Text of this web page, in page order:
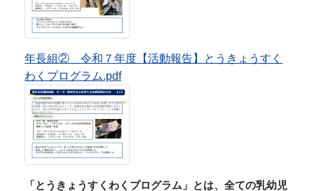
「とうきょうすくわくプログラム」とは、全ての乳幼児
の「伸びる・育つ（すくすく）」と「好奇心・探究心
（わくわく）」を応援する幼保共通のプログラムで、乳
幼児の豊かな心の育ちをサポートするため、主体的・協
働的な探究活動の実践を促進するものです。上記に令和
年度の活動報告を掲載しました。本ホームページのブ
ログにも各学年の活動の様子を掲載しております。
ご覧ください。
港区立幼稚園の紹介動画